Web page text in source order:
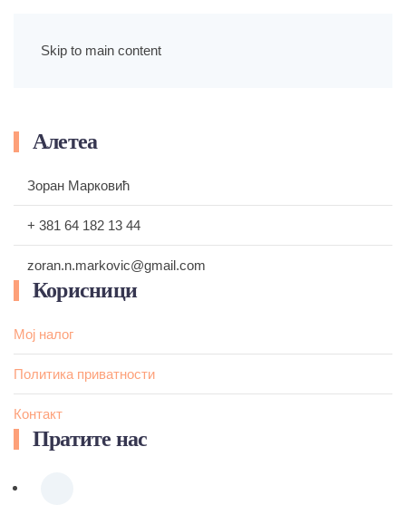
Skip to main content
Алетеа
Зоран Марковић
+ 381 64 182 13 44
zoran.n.markovic@gmail.com
Корисници
Мој налог
Политика приватности
Контакт
Пратите нас